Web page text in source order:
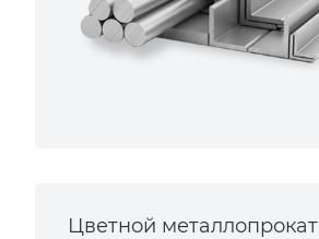
Цветной металлопрокат